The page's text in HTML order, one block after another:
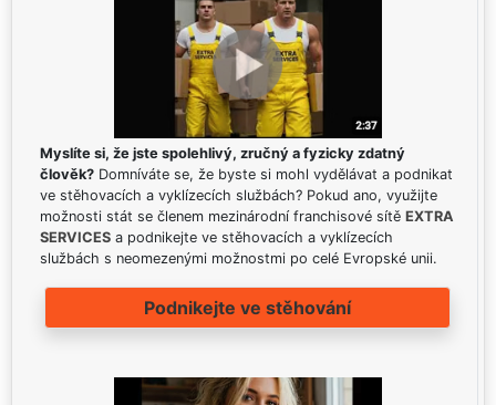
Myslíte si, že jste spolehlivý, zručný a fyzicky zdatný
člověk? Domníváte se, že byste si mohl vydělávat a podnikat
ve stěhovacích a vyklízecích službách? Pokud ano, využijte
možnosti stát se členem mezinárodní franchisové sítě EXTRA
SERVICES a podnikejte ve stěhovacích a vyklízecích
službách s neomezenými možnostmi po celé Evropské unii.
Podnikejte ve stěhování